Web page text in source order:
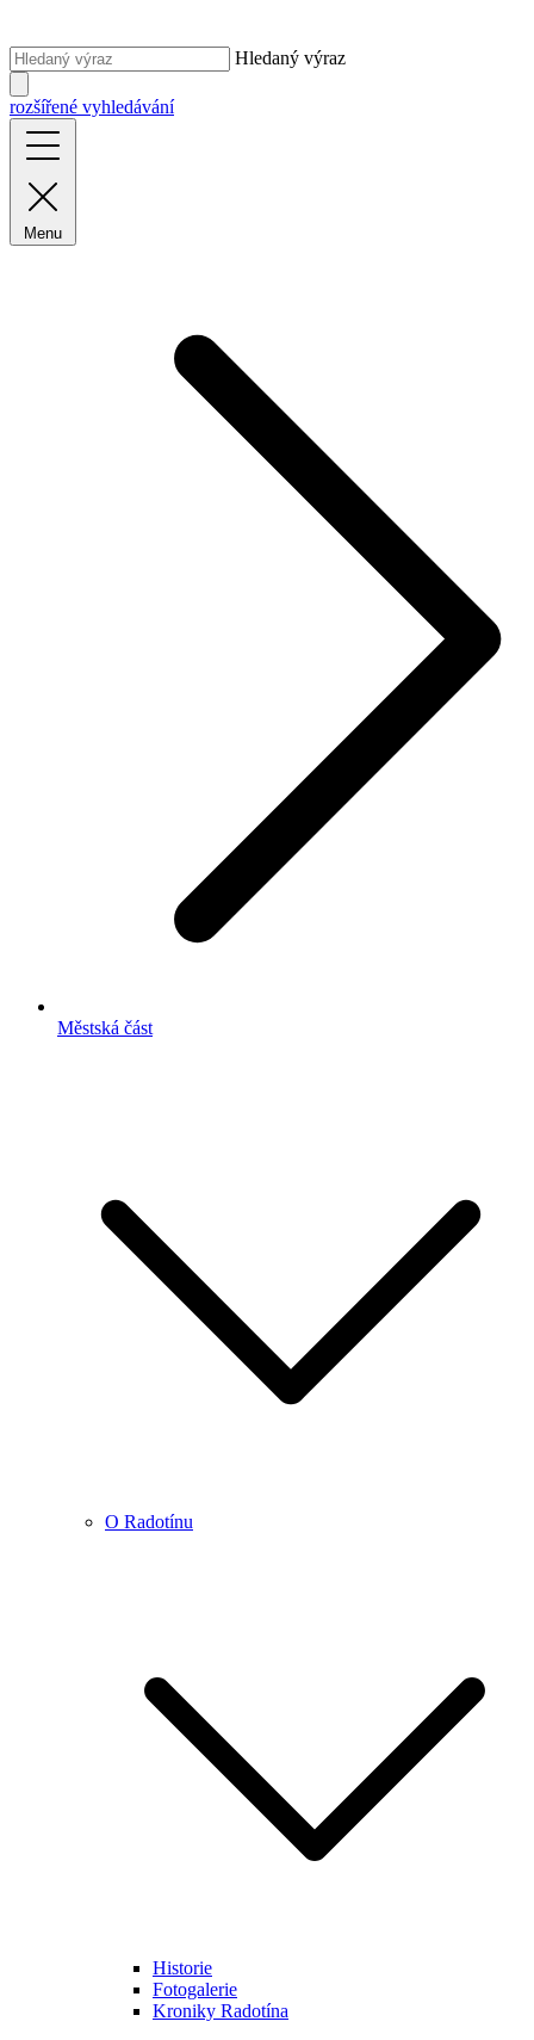
Hledaný výraz
rozšířené vyhledávání
Menu
Městská část
O Radotínu
Historie
Fotogalerie
Kroniky Radotína